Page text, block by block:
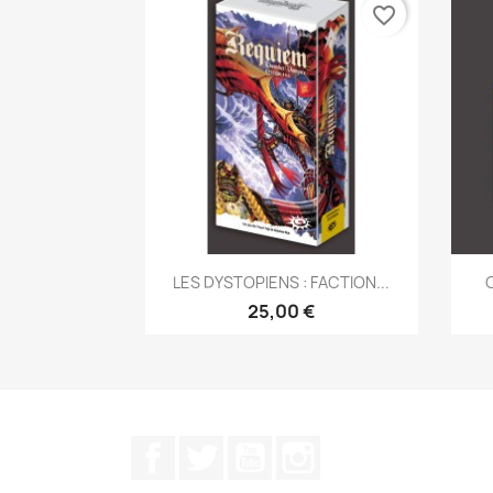
Aperçu rapide
LES DYSTOPIENS : FACTION...
25,00 €
favorite_border